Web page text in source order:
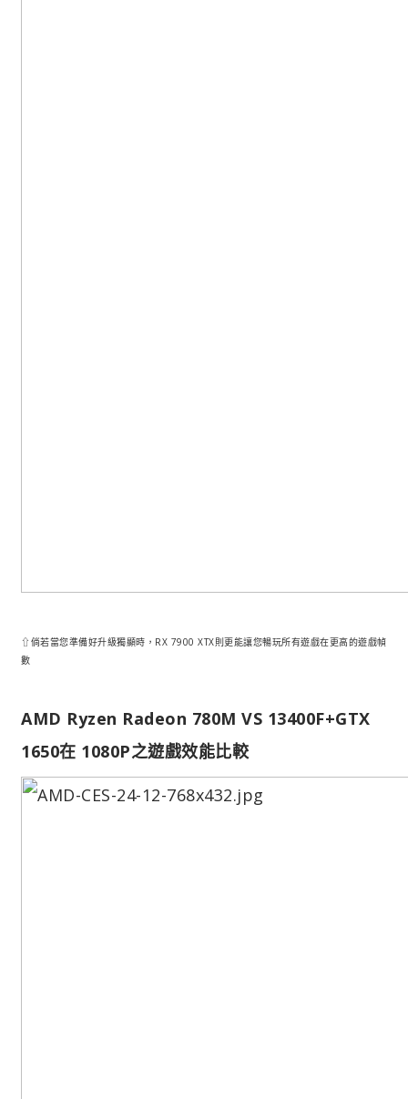
⇧倘若當您準備好升級獨顯時，RX 7900 XTX則更能讓您暢玩所有遊戲在更高的遊戲幀
數
AMD Ryzen Radeon 780M VS 13400F+GTX
1650在 1080P之遊戲效能比較